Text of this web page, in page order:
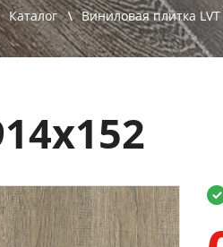
Каталог Виниловая плитка LVT